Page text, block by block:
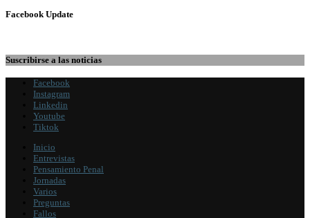
Facebook Update
Suscribirse a las noticias
Facebook
Instagram
Linkedin
Youtube
Tiktok
Inicio
Entrevistas
Pensamiento Penal
Jornadas
Varios
Preguntas
Fallos